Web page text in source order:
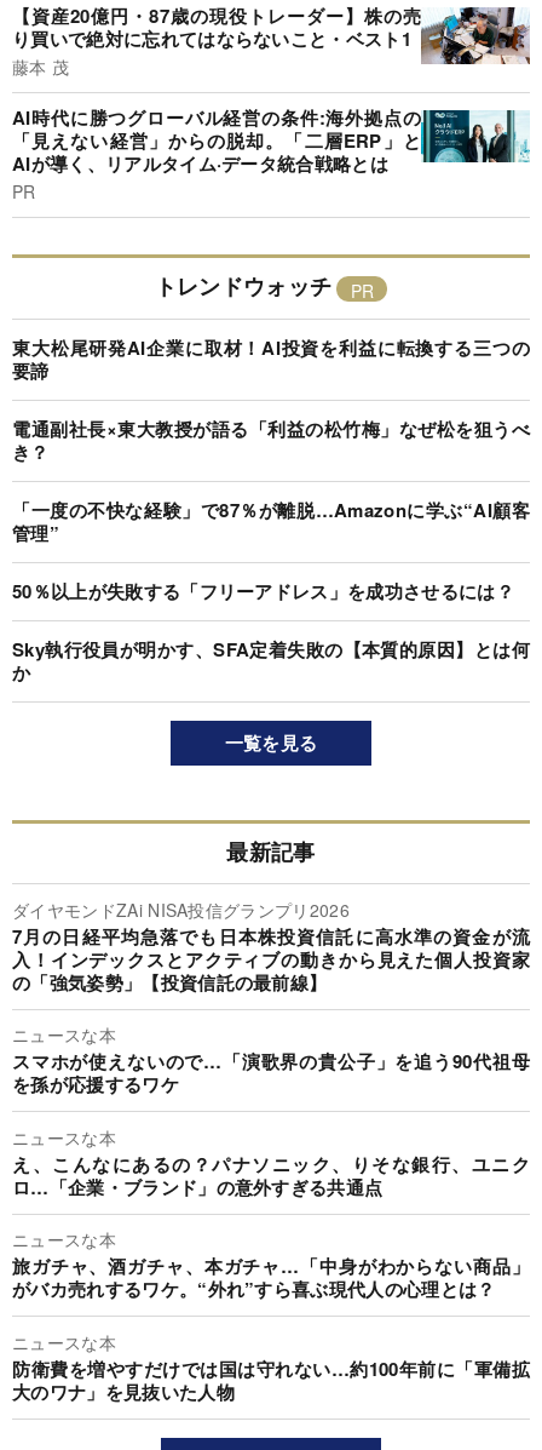
【資産20億円・87歳の現役トレーダー】株の売
り買いで絶対に忘れてはならないこと・ベスト1
藤本 茂
AI時代に勝つグローバル経営の条件:海外拠点の
「見えない経営」からの脱却。「二層ERP」と
AIが導く、リアルタイム·データ統合戦略とは
PR
トレンドウォッチ
東大松尾研発AI企業に取材！AI投資を利益に転換する三つの
要諦
電通副社長×東大教授が語る「利益の松竹梅」なぜ松を狙うべ
き？
「一度の不快な経験」で87％が離脱…Amazonに学ぶ“AI顧客
管理”
50％以上が失敗する「フリーアドレス」を成功させるには？
Sky執行役員が明かす、SFA定着失敗の【本質的原因】とは何
か
一覧を見る
最新記事
ダイヤモンドZAi NISA投信グランプリ2026
7月の日経平均急落でも日本株投資信託に高水準の資金が流
入！インデックスとアクティブの動きから見えた個人投資家
の「強気姿勢」【投資信託の最前線】
ニュースな本
スマホが使えないので…「演歌界の貴公子」を追う90代祖母
を孫が応援するワケ
ニュースな本
え、こんなにあるの？パナソニック、りそな銀行、ユニク
ロ…「企業・ブランド」の意外すぎる共通点
ニュースな本
旅ガチャ、酒ガチャ、本ガチャ…「中身がわからない商品」
がバカ売れするワケ。“外れ”すら喜ぶ現代人の心理とは？
ニュースな本
防衛費を増やすだけでは国は守れない…約100年前に「軍備拡
大のワナ」を見抜いた人物